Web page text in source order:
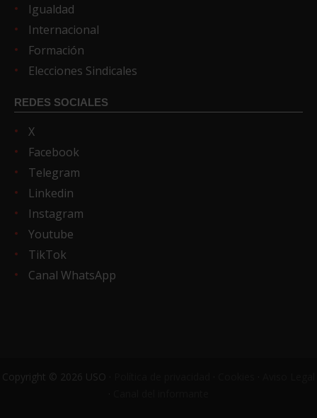
Igualdad
Internacional
Formación
Elecciones Sindicales
REDES SOCIALES
X
Facebook
Telegram
Linkedin
Instagram
Youtube
TikTok
Canal WhatsApp
Copyright © 2026 USO ·